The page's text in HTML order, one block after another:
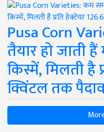
Pusa Corn
तैयार हो जाती
किस्में, मिलती है
क्विंटल तक